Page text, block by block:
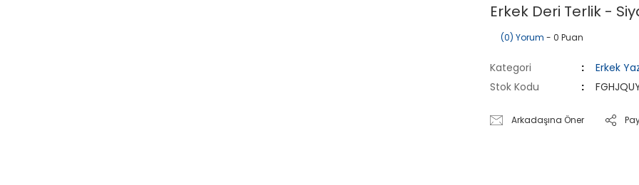
Erkek Deri Terlik -
(0) Yorum - 0 Puan
Kategori
Erkek
Stok Kodu
Arkadaşına Öner